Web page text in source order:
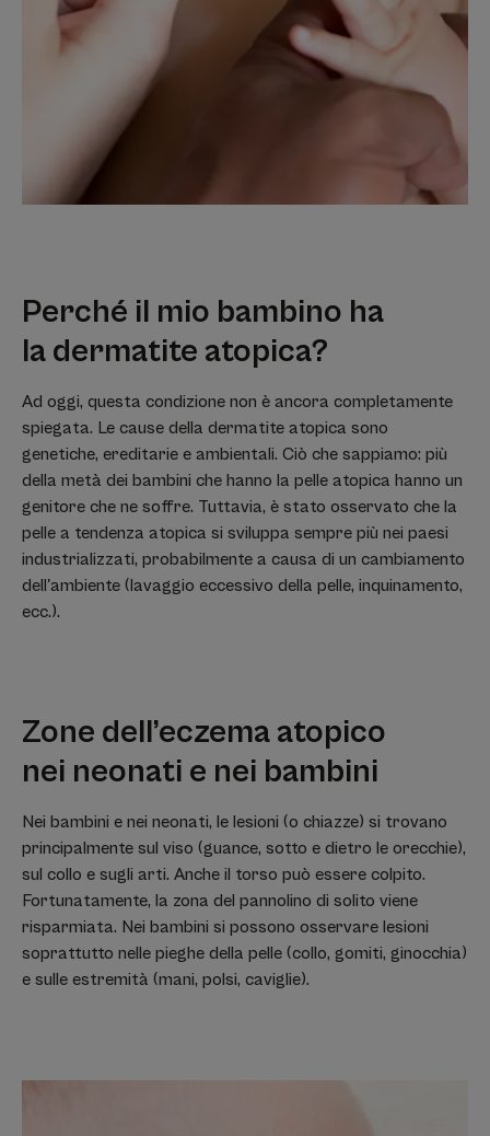
Perché il mio bambino ha
la dermatite atopica?
Ad oggi, questa condizione non è ancora completamente
spiegata. Le cause della dermatite atopica sono
genetiche, ereditarie e ambientali. Ciò che sappiamo: più
della metà dei bambini che hanno la pelle atopica hanno un
genitore che ne soffre. Tuttavia, è stato osservato che la
pelle a tendenza atopica si sviluppa sempre più nei paesi
industrializzati, probabilmente a causa di un cambiamento
dell'ambiente (lavaggio eccessivo della pelle, inquinamento,
ecc.).
Zone dell’eczema atopico
nei neonati e nei bambini
Nei bambini e nei neonati, le lesioni (o chiazze) si trovano
principalmente sul viso (guance, sotto e dietro le orecchie),
sul collo e sugli arti. Anche il torso può essere colpito.
Fortunatamente, la zona del pannolino di solito viene
risparmiata. Nei bambini si possono osservare lesioni
soprattutto nelle pieghe della pelle (collo, gomiti, ginocchia)
e sulle estremità (mani, polsi, caviglie).